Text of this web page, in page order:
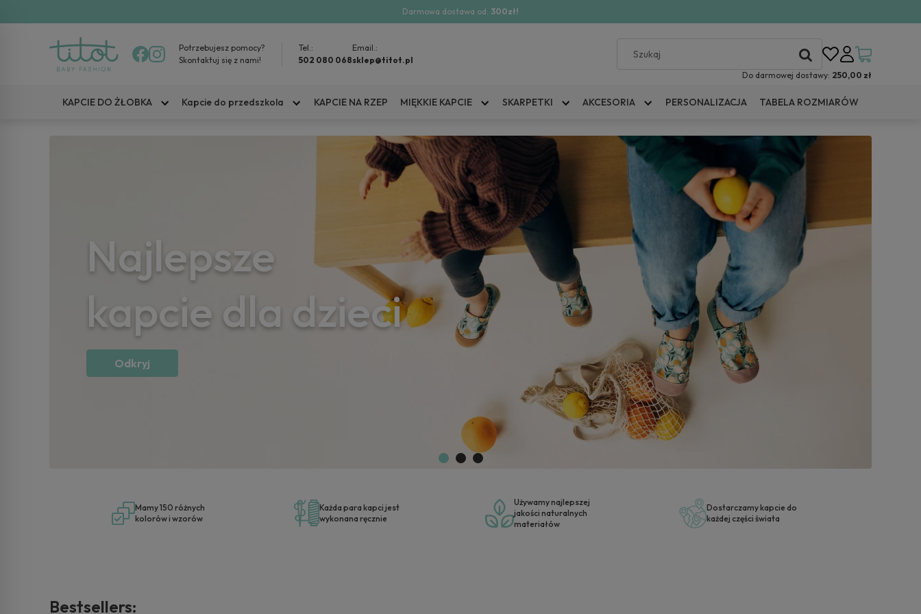
Darmowa dostawa od: 300zł!
Potrzebujesz pomocy?
Skontaktuj się z nami!
Tel.:
502 080 068
Email.:
sklep@titot.pl
Do darmowej dostawy: 250,00 zł
KAPCIE DO ŻŁOBKA Kapcie do przedszkola KAPCIE NA RZEP MIĘKKIE KAPCIE SKARPETKI AKCESORIA PERSONALIZACJA TABELA ROZMIARÓW
Najlepsze
kapcie dla dzieci
Odkryj
Mamy 150 różnych
kolorów i wzorów
Każda para kapci jest
wykonana ręcznie
Używamy najlepszej
jakości naturalnych
materiałów
Dostarczamy kapcie do
każdej części świata
Bestsellers: